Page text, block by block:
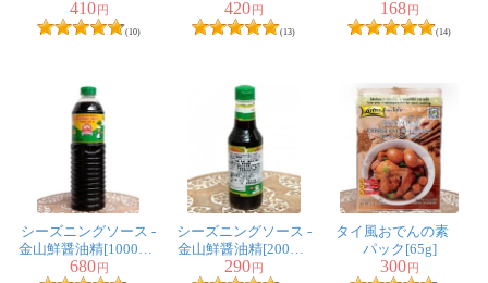
★★★
★ ★★
初めは、欲を言えば、一番小さいサイズが欲しかったの
ですが、
薄口しょうゆ代わりに使えたので、大満足です。
410 円
(10)
420 円
(13)
Seasoning Paste 50g
168 円
(14)
シーズニングソース -
金山鮮醤油精[1000ml]
[Golden Mountain]
680円
シーズニングソース -
金山鮮醤油精[200ml]
[Golden Mountain]
290円
タイ風おでんの素
パック[65g]
300円